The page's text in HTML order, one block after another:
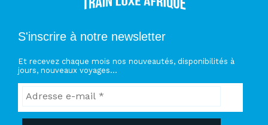
S'inscrire à notre newsletter
Et recevez chaque mois nos nouveautés, disponibilités à
jours, nouveaux voyages…